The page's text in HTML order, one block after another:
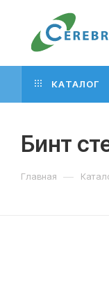
КАТАЛОГ
Бинт
Главная —